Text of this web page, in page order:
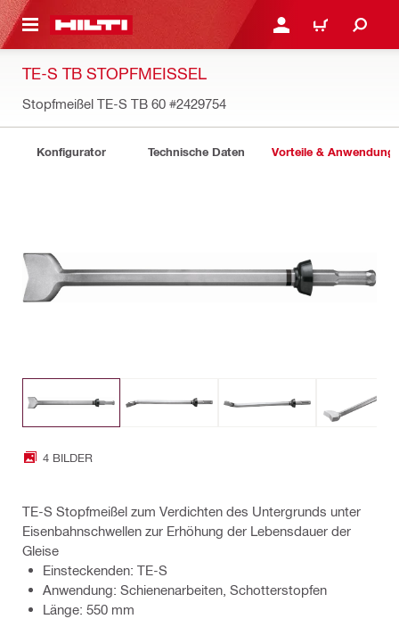
ANMELDEN ODER
WARENKORB
TE-S TB STOPFMEISSEL
Stopfmeißel TE-S TB 60 #2429754
Konfigurator Technische Daten Vorteile &
4 BILDER
TE-S Stopfmeißel zum Verdichten des Untergrunds unter
Eisenbahnschwellen zur Erhöhung der Lebensdauer der
Gleise
Einsteckenden: TE-S
Anwendung: Schienenarbeiten, Schotterstopfen
Länge: 550 mm